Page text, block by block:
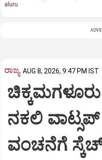
aluru
ರಾಜ್ಯ AUG 8, 2026, 9:47 PM IST
ನಕಲಿ
ವಂಚನೆಗೆ